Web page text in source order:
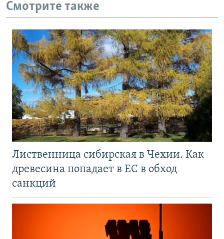
Смотрите также
Лиственница сибирская в Чехии. Как
древесина попадает в ЕС в обход
санкций